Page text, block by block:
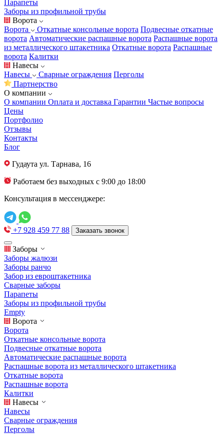
Парапеты
Заборы из профильной трубы
Ворота
Ворота
Откатные консольные ворота Подвесные откатные
ворота Автоматические распашные ворота Распашные ворота
из металлического штакетника Откатные ворота Распашные
ворота Калитки
Навесы
Навесы
Сварные ограждения Перголы
Партнерство
О компании
О компании Оплата и доставка Гарантии Частые вопросы
Цены
Портфолио
Отзывы
Контакты
Блог
Гудаута ул. Тарнава, 16
Работаем без выходных с 9:00 до 18:00
Консультация в мессенджере:
+7 928 459 77 88 Заказать звонок
Заборы
Заборы жалюзи
Заборы ранчо
Забор из евроштакетника
Сварные заборы
Парапеты
Заборы из профильной трубы
Empty
Ворота
Ворота
Откатные консольные ворота
Подвесные откатные ворота
Автоматические распашные ворота
Распашные ворота из металлического штакетника
Откатные ворота
Распашные ворота
Калитки
Навесы
Навесы
Сварные ограждения
Перголы